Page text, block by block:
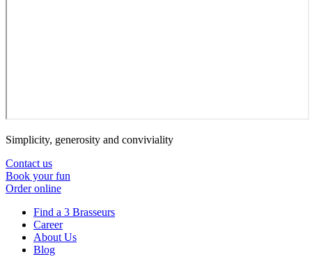
Simplicity, generosity and conviviality
Contact us
Book your fun
Order online
Find a 3 Brasseurs
Career
About Us
Blog